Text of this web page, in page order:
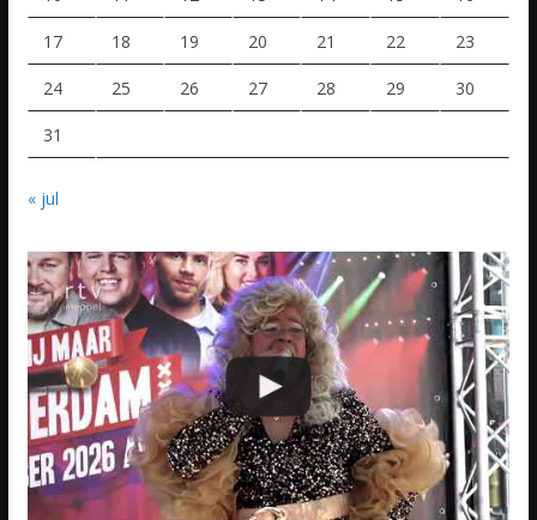
17 18 19 20 21 22 23
24 25 26 27 28 29 30
31
« jul